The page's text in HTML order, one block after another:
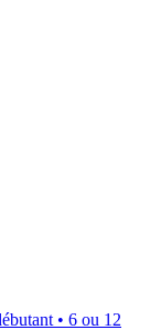
• 6 ou 12